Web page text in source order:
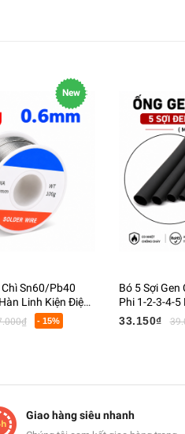
New
Sn60/Pb40
Linh Kiện Điện
- 15%
Bó 5 Sợi
Phi 1-2-3-4-5
33.150₫
Giao hàng siêu nhanh